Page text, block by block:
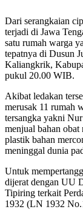
Dari serangkaian
terjadi di Jawa
satu rumah warga
tepatnya di Dusun
Kaliangkrik,
pukul 20.00 WIB.
Akibat ledakan
merusak 11 rumah
tersangka yakni
menjual bahan
plastik bahan
meninggal dunia
Untuk
dijerat dengan UU
Tipiring terkait
1932 (LN 1932